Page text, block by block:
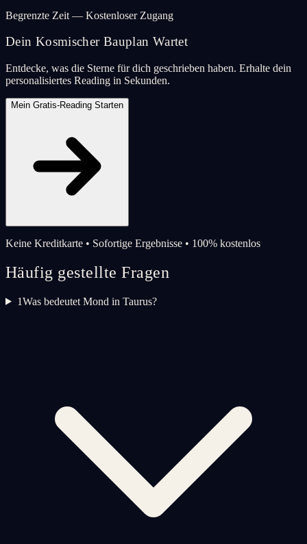
Begrenzte Zeit — Kostenloser Zugang
Dein Kosmischer Bauplan Wartet
Entdecke, was die Sterne für dich geschrieben haben. Erhalte dein
personalisiertes Reading in Sekunden.
Mein Gratis-Reading Starten
Keine Kreditkarte • Sofortige Ergebnisse • 100% kostenlos
Häufig gestellte Fragen
1Was bedeutet Mond in Taurus?